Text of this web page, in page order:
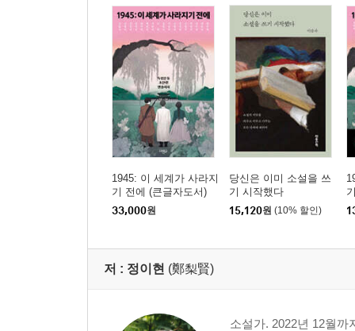
1945: 이 세계가 사라지
기 전에 (큰글자도서)
33,000원
당신은 이미 소설을 쓰
기 시작했다
15,120원 (10% 할인)
저 : 정이현 (鄭梨賢)
소설가. 2022년 12월